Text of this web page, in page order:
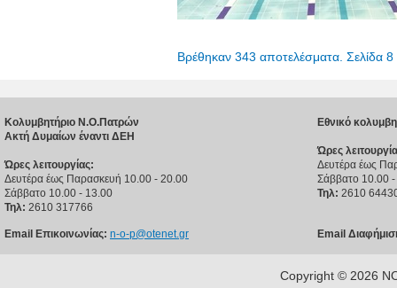
Βρέθηκαν 343 αποτελέσματα. Σελίδα
Κολυμβητήριο Ν.Ο.Πατρών
Ακτή Δυμαίων έναντι ΔΕΗ
Ώρες λειτουργίας:
Δευτέρα έως Παρασκευή 10.00 - 20.00
Σάββατο 10.00 - 13.00
Τηλ: 2610 317766
Email Επικοινωνίας: n-o-p@otenet.gr
Εθνικό
Ώρες
Δευτέρα έως
Σάββατο 10.00
Τηλ: 2610
Email
Copyright © 2026